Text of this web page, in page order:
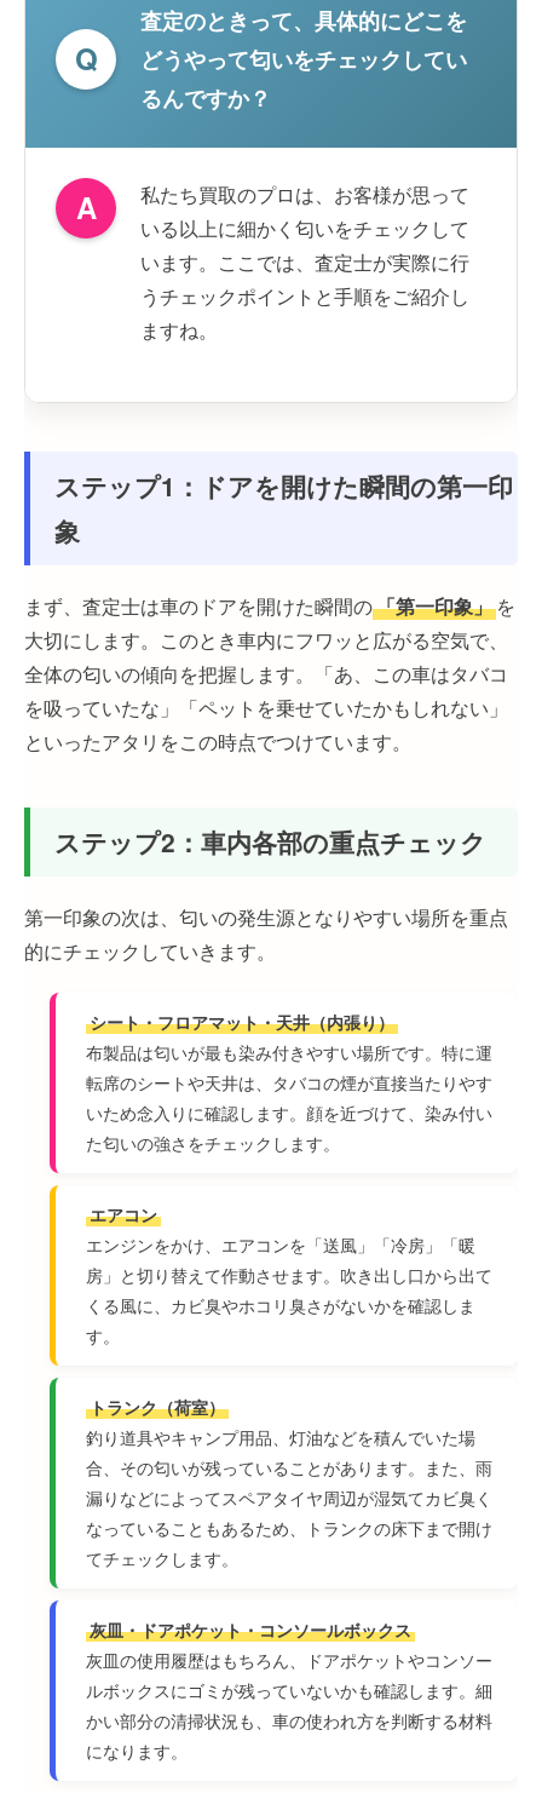
Q
査定のときって、具体的にどこを
どうやって匂いをチェックしてい
るんですか？
A
私たち買取のプロは、お客様が思って
いる以上に細かく匂いをチェックして
います。ここでは、査定士が実際に行
うチェックポイントと手順をご紹介し
ますね。
ステップ1：ドアを開けた瞬間の第一印
象
まず、査定士は車のドアを開けた瞬間の「第一印象」 を
大切にします。このとき車内にフワッと広がる空気で、
全体の匂いの傾向を把握します。「あ、この車はタバコ
を吸っていたな」「ペットを乗せていたかもしれない」
といったアタリをこの時点でつけています。
ステップ2：車内各部の重点チェック
第一印象の次は、匂いの発生源となりやすい場所を重点
的にチェックしていきます。
シート・フロアマット・天井（内張り）
布製品は匂いが最も染み付きやすい場所です。特に運
転席のシートや天井は、タバコの煙が直接当たりやす
いため念入りに確認します。顔を近づけて、染み付い
た匂いの強さをチェックします。
エアコン
エンジンをかけ、エアコンを「送風」「冷房」「暖
房」と切り替えて作動させます。吹き出し口から出て
くる風に、カビ臭やホコリ臭さがないかを確認しま
す。
トランク（荷室）
釣り道具やキャンプ用品、灯油などを積んでいた場
合、その匂いが残っていることがあります。また、雨
漏りなどによってスペアタイヤ周辺が湿気てカビ臭く
なっていることもあるため、トランクの床下まで開け
てチェックします。
灰皿・ドアポケット・コンソールボックス
灰皿の使用履歴はもちろん、ドアポケットやコンソー
ルボックスにゴミが残っていないかも確認します。細
かい部分の清掃状況も、車の使われ方を判断する材料
になります。